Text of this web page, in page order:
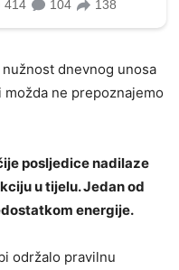
dnevnog unosa
ne prepoznajemo
posljedice nadilaze
u tijelu. Jedan od
energije.
održalo pravilnu